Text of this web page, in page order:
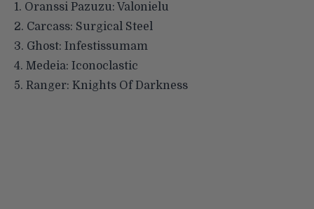
1. Oranssi Pazuzu: Valonielu
2. Carcass: Surgical Steel
3. Ghost: Infestissumam
4. Medeia: Iconoclastic
5. Ranger: Knights Of Darkness